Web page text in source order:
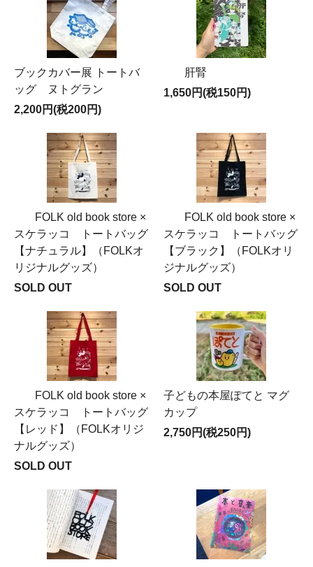
ブックカバー展 トートバ
ッグ ヌトグラン
2,200円(税200円)
肝腎
1,650円(税150円)
FOLK old book store ×
スケラッコ トートバッグ
【ナチュラル】（FOLKオ
リジナルグッズ）
SOLD OUT
FOLK old book store ×
スケラッコ トートバッグ
【ブラック】（FOLKオリ
ジナルグッズ）
SOLD OUT
FOLK old book store ×
スケラッコ トートバッグ
【レッド】（FOLKオリジ
ナルグッズ）
SOLD OUT
子どもの本屋ぽてと マグ
カップ
2,750円(税250円)